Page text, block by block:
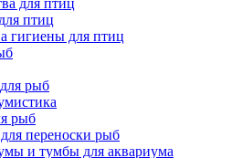
для птиц
птиц
гигиены для птиц
рыб
рыб
переноски рыб
и тумбы для аквариума